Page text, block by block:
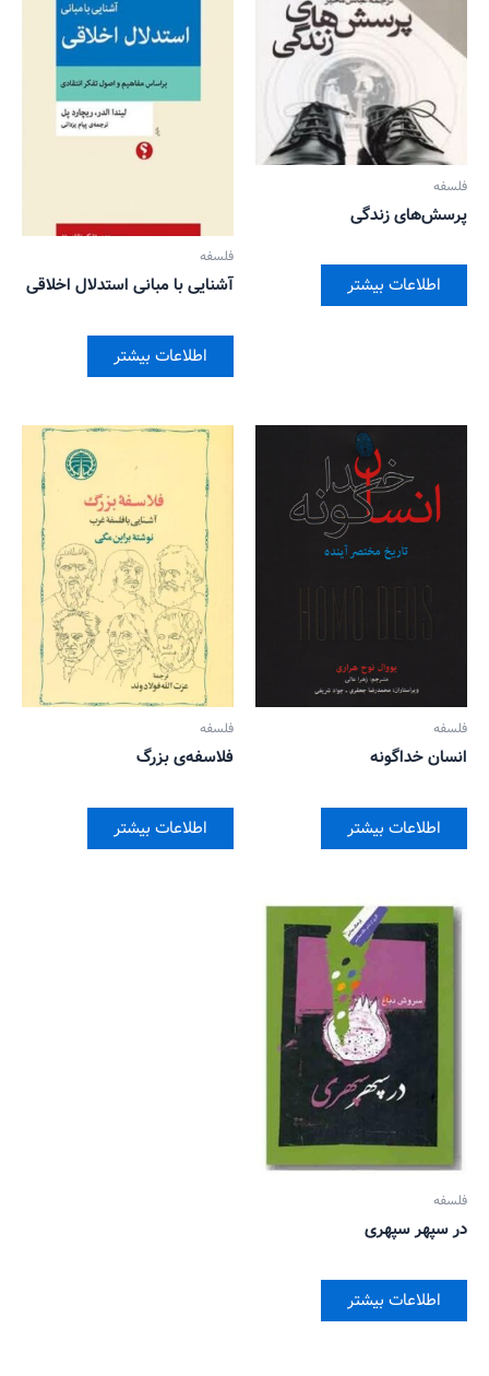
فلسفه
پرسش‌های زندگی
اطلاعات بیشتر
فلسفه
آشنایی با مبانی استدلال اخلاقی
اطلاعات بیشتر
فلسفه
انسان خداگونه
اطلاعات بیشتر
فلسفه
فلاسفه‌ی بزرگ
اطلاعات بیشتر
فلسفه
در سپهر سپهری
اطلاعات بیشتر